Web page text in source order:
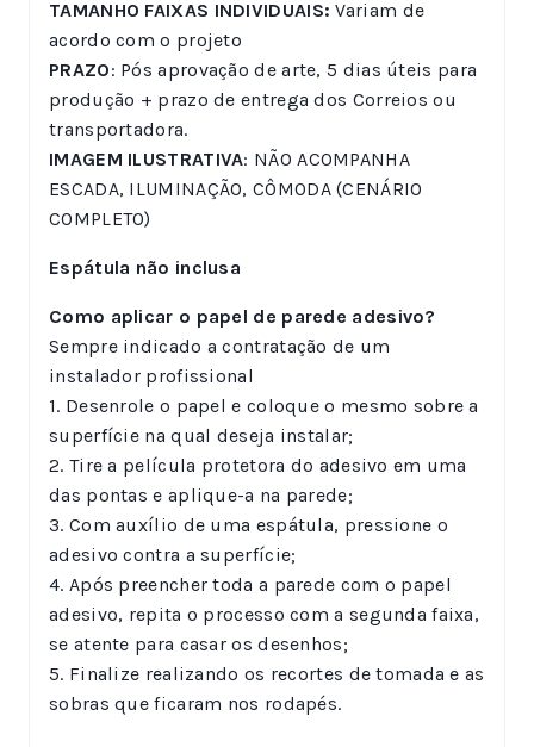
TAMANHO FAIXAS INDIVIDUAIS: Variam de
acordo com o projeto
PRAZO: Pós aprovação de arte, 5 dias úteis para
produção + prazo de entrega dos Correios ou
transportadora.
IMAGEM ILUSTRATIVA: NÃO ACOMPANHA
ESCADA, ILUMINAÇÃO, CÔMODA (CENÁRIO
COMPLETO)
Espátula não inclusa
Como aplicar o papel de parede adesivo?
Sempre indicado a contratação de um
instalador profissional
1. Desenrole o papel e coloque o mesmo sobre a
superfície na qual deseja instalar;
2. Tire a película protetora do adesivo em uma
das pontas e aplique-a na parede;
3. Com auxílio de uma espátula, pressione o
adesivo contra a superfície;
4. Após preencher toda a parede com o papel
adesivo, repita o processo com a segunda faixa,
se atente para casar os desenhos;
5. Finalize realizando os recortes de tomada e as
sobras que ficaram nos rodapés.